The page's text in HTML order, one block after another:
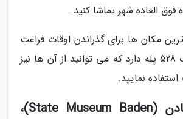
فوق العاده شهر تماشا کنید.
مکان ها برای گذراندن اوقات فراغت
است. تپه تورمبرگ 528 پله دارد که می توانید از آن ها نیز
نمایید.
موزه دولتی بادن (State Museum Baden)،